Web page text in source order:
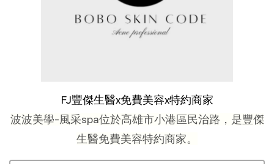
FJ豐傑生醫x免費美容x特約商家
波波美學-風采spa位於高雄市小港區民治路，是豐傑
生醫免費美容特約商家。